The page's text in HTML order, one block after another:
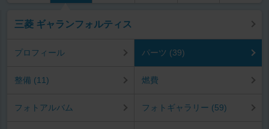
三菱 ギャランフォルティス
プロフィール パーツ (39)
整備 (11) 燃費
フォトアルバム フォトギャラリー (59)